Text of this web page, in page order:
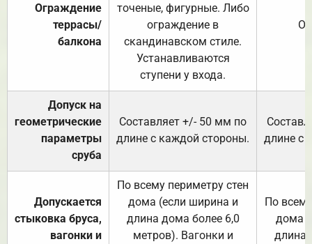
Ограждение
террасы/
балкона
точеные, фигурные. Либо
ограждение в
скандинавском стиле.
Устанавливаются
ступени у входа.
Допуск на
геометрические
параметры
сруба
Составляет +/- 50 мм по
длине с каждой стороны.
длине с
Допускается
стыковка бруса,
вагонки и
По всему периметру стен
дома (если ширина и
длина дома более 6,0
метров). Вагонки и
По
дома
длина